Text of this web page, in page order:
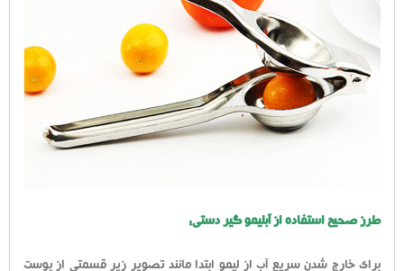
طرز صحیح استفاده از آبلیمو گیر دستی:
برای خارج شدن سریع آب از لیمو ابتدا مانند تصویر زیر قسمتی از پوست